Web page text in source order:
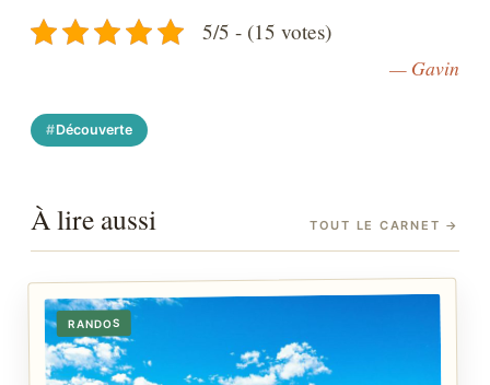
5/5 - (15 votes)
— Gavin
Découverte
À lire aussi TOUT LE CARNET →
RANDOS